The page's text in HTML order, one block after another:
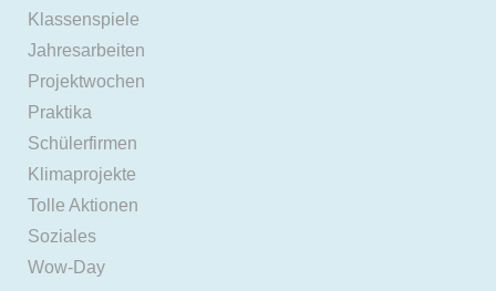
Klassenspiele
Jahresarbeiten
Projektwochen
Praktika
Schülerfirmen
Klimaprojekte
Tolle Aktionen
Soziales
Wow-Day